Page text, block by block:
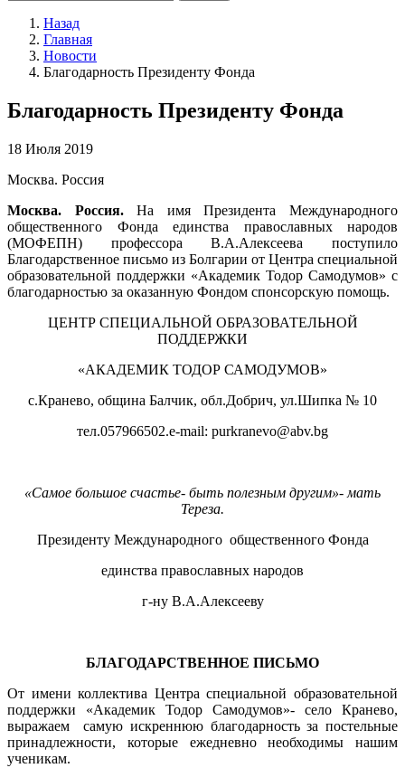
Назад
Главная
Новости
Благодарность Президенту Фонда
Благодарность Президенту Фонда
18 Июля 2019
Москва. Россия
Москва. Россия.На имя Президента Международного
общественного Фонда единства православных народов
(МОФЕПН) профессора В.А.Алексеева поступило
Благодарственное письмо из Болгарии от Центра специальной
образовательной поддержки «Академик Тодор Самодумов» с
благодарностью за оказанную Фондом спонсорскую помощь.
ЦЕНТР СПЕЦИАЛЬНОЙ ОБРАЗОВАТЕЛЬНОЙ
ПОДДЕРЖКИ
«АКАДЕМИК ТОДОР САМОДУМОВ»
с.Кранево, община Балчик, обл.Добрич, ул.Шипка № 10
тел.057966502.e-mail: purkranevo@abv.bg
«Самое большое счастье- быть полезным другим»- мать
Тереза.
Президенту Международного общественного Фонда
единства православных народов
г-ну В.А.Алексееву
БЛАГОДАРСТВЕННОЕ ПИСЬМО
От имени коллектива Центра специальной образовательной
поддержки «Академик Тодор Самодумов»- село Кранево,
выражаем самую искреннюю благодарность за постельные
принадлежности, которые ежедневно необходимы нашим
ученикам.